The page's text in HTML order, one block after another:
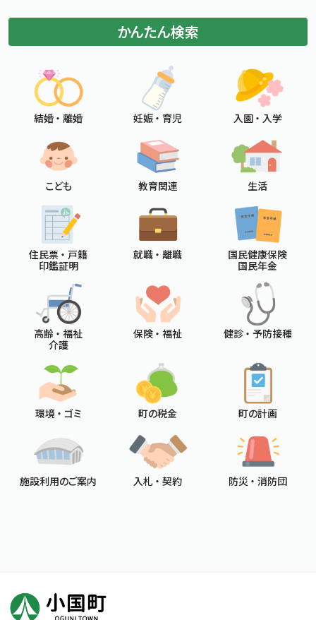
かんたん検索
結婚 ・ 離婚 妊娠 ・ 育児 入園 ・ 入学
こども 教育関連 生活
住民票 ・ 戸籍
印鑑証明
就職 ・ 離職
国民健康保険
国民年金
高齢 ・ 福祉
介護
保険 ・ 福祉 健診 ・ 予防接種
環境 ・ ゴミ 町の税金 町の計画
施設利用のご案内 入札 ・ 契約 防災 ・ 消防団